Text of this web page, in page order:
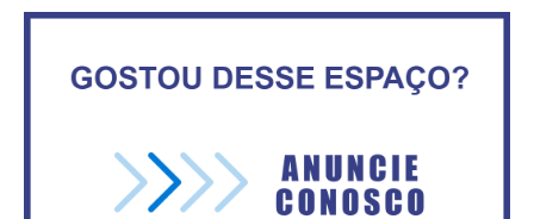
Maior São João do Cerrado
consumidores estão
inadimplentes
ASVECOM: Renúncia Ana Neves